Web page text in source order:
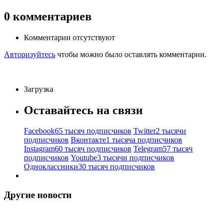
0 комментариев
Комментарии отсутствуют
Авторизуйтесь чтобы можно было оставлять комментарии.
Загрузка
Оставайтесь на связи
Facebook65 тысяч подписчиков Twitter2 тысячи
подписчиков Вконтакте1 тысяча подписчиков
Instagram60 тысяч подписчиков Telegram57 тысяч
подписчиков Youtube3 тысячи подписчиков
Одноклассники30 тысяч подписчиков
Другие новости